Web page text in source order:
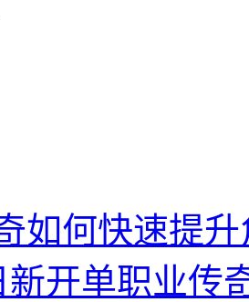
如何快速提
新开单职业传